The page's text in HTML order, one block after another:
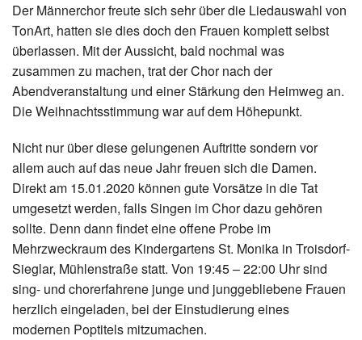
Der Männerchor freute sich sehr über die Liedauswahl von
TonArt, hatten sie dies doch den Frauen komplett selbst
überlassen. Mit der Aussicht, bald nochmal was
zusammen zu machen, trat der Chor nach der
Abendveranstaltung und einer Stärkung den Heimweg an.
Die Weihnachtsstimmung war auf dem Höhepunkt.
Nicht nur über diese gelungenen Auftritte sondern vor
allem auch auf das neue Jahr freuen sich die Damen.
Direkt am 15.01.2020 können gute Vorsätze in die Tat
umgesetzt werden, falls Singen im Chor dazu gehören
sollte. Denn dann findet eine offene Probe im
Mehrzweckraum des Kindergartens St. Monika in Troisdorf-
Sieglar, Mühlenstraße statt. Von 19:45 – 22:00 Uhr sind
sing- und chorerfahrene junge und junggebliebene Frauen
herzlich eingeladen, bei der Einstudierung eines
modernen Poptitels mitzumachen.